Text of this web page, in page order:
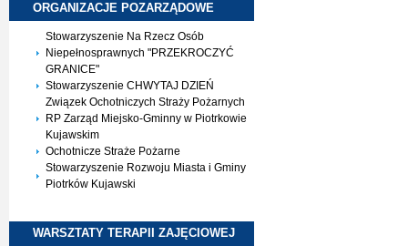
ORGANIZACJE POZARZĄDOWE
Stowarzyszenie Na Rzecz Osób
Niepełnosprawnych "PRZEKROCZYĆ
GRANICE"
Stowarzyszenie CHWYTAJ DZIEŃ
Związek Ochotniczych Straży Pożarnych
RP Zarząd Miejsko-Gminny w Piotrkowie
Kujawskim
Ochotnicze Straże Pożarne
Stowarzyszenie Rozwoju Miasta i Gminy
Piotrków Kujawski
WARSZTATY TERAPII ZAJĘCIOWEJ